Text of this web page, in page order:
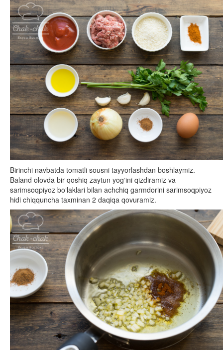
Birinchi navbatda tomatli sousni tayyorlashdan boshlaymiz.
Baland olovda bir qoshiq zaytun yog‘ini qizdiramiz va
sarimsoqpiyoz bo‘laklari bilan achchiq garmdorini sarimsoqpiyoz
hidi chiqquncha taxminan 2 daqiqa qovuramiz.